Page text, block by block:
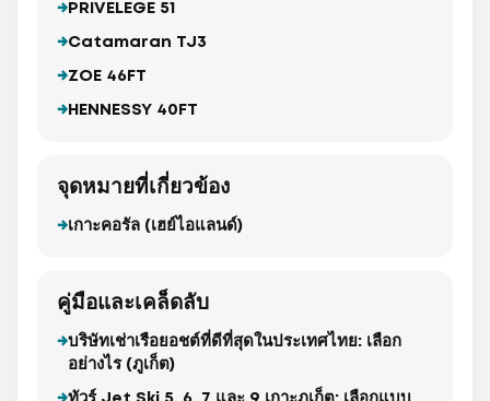
PRIVELEGE 51
Catamaran TJ3
ZOE 46FT
HENNESSY 40FT
จุดหมายที่เกี่ยวข้อง
เกาะคอรัล (เฮย์ไอแลนด์)
คู่มือและเคล็ดลับ
บริษัทเช่าเรือยอชต์ที่ดีที่สุดในประเทศไทย: เลือก
อย่างไร (ภูเก็ต)